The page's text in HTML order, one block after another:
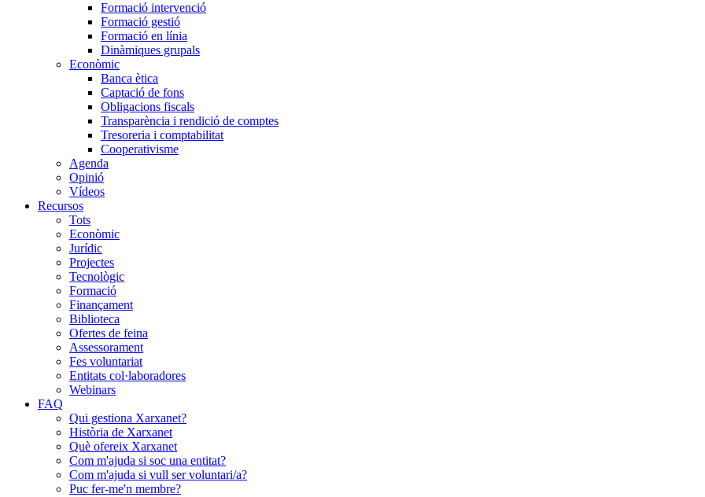
Formació intervenció
Formació gestió
Formació en línia
Dinàmiques grupals
Econòmic
Banca ètica
Captació de fons
Obligacions fiscals
Transparència i rendició de comptes
Tresoreria i comptabilitat
Cooperativisme
Agenda
Opinió
Vídeos
Recursos
Tots
Econòmic
Jurídic
Projectes
Tecnològic
Formació
Finançament
Biblioteca
Ofertes de feina
Assessorament
Fes voluntariat
Entitats col·laboradores
Webinars
FAQ
Qui gestiona Xarxanet?
Història de Xarxanet
Què ofereix Xarxanet
Com m'ajuda si soc una entitat?
Com m'ajuda si vull ser voluntari/a?
Puc fer-me'n membre?